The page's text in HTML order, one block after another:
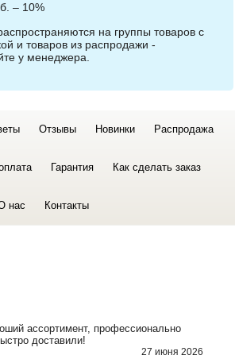
– 10%
на группы товаров с
и товаров из распродажи -
у менеджера.
Отзывы Новинки Распродажа
Гарантия Как сделать заказ
нас Контакты
ассортимент, профессионально
доставили!
27 июня 2026